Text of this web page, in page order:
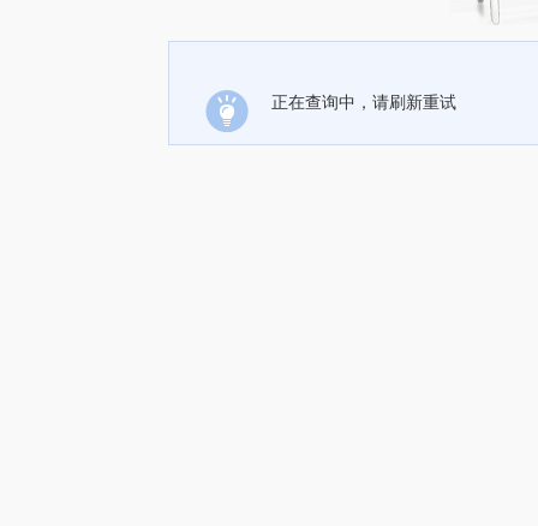
正在查询中，请刷新重试